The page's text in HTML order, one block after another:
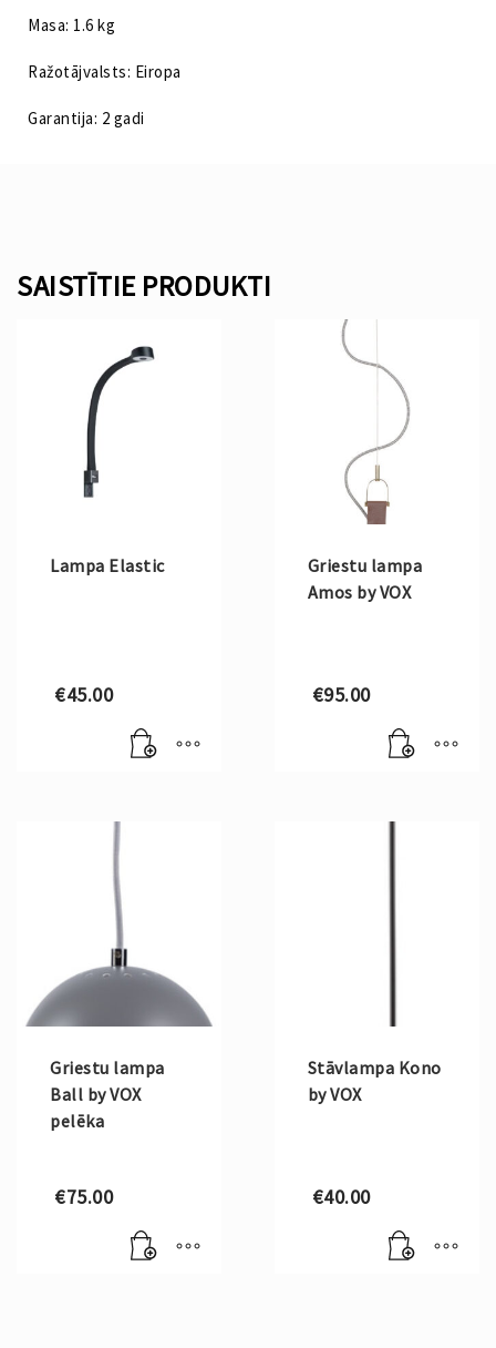
Masa: 1.6 kg
Ražotājvalsts: Eiropa
Garantija: 2 gadi
SAISTĪTIE PRODUKTI
Lampa Elastic
€45.00
Griestu lampa
Amos by VOX
€95.00
Griestu lampa
Ball by VOX
pelēka
€75.00
Stāvlampa Kono
by VOX
€40.00